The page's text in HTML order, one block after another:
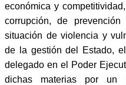
económica y
corrupción, de
situación de violencia y
de la gestión del Estado,
delegado en el Poder
dichas materias por un